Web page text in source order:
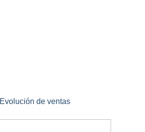
Evolución de ventas